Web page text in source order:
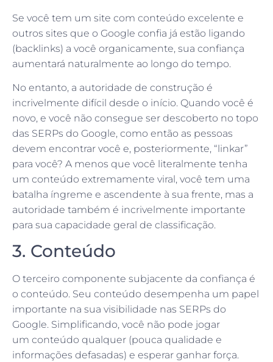
Se você tem um site com conteúdo excelente e
outros sites que o Google confia já estão ligando
(backlinks) a você organicamente, sua confiança
aumentará naturalmente ao longo do tempo.
No entanto, a autoridade de construção é
incrivelmente difícil desde o início. Quando você é
novo, e você não consegue ser descoberto no topo
das SERPs do Google, como então as pessoas
devem encontrar você e, posteriormente, “linkar”
para você? A menos que você literalmente tenha
um conteúdo extremamente viral, você tem uma
batalha íngreme e ascendente à sua frente, mas a
autoridade também é incrivelmente importante
para sua capacidade geral de classificação.
3. Conteúdo
O terceiro componente subjacente da confiança é
o conteúdo. Seu conteúdo desempenha um papel
importante na sua visibilidade nas SERPs do
Google. Simplificando, você não pode jogar
um conteúdo qualquer (pouca qualidade e
informações defasadas) e esperar ganhar força.